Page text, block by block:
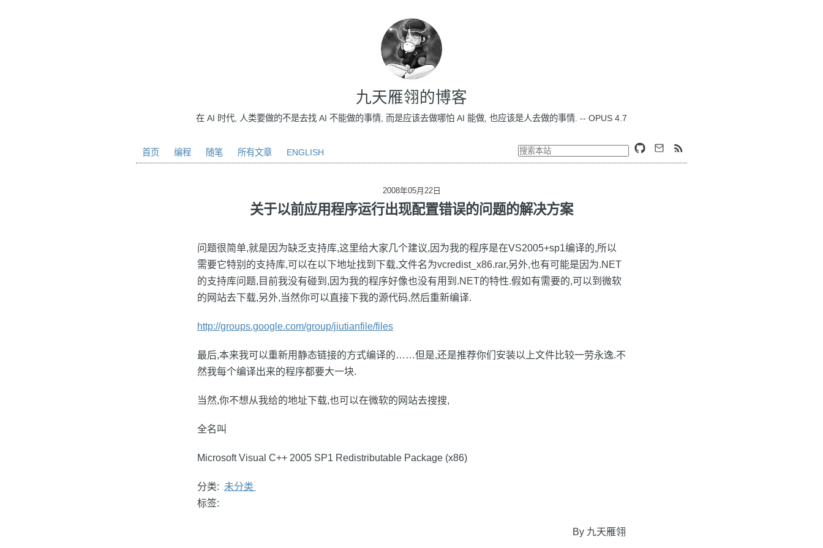
九天雁翎的博客
在 AI 时代, 人类要做的不是去找 AI 不能做的事情, 而是应该去做哪怕 AI 能做, 也应该是人去做的事情. -- OPUS 4.7
首页 编程 随笔 所有文章 ENGLISH
2008年05月22日
关于以前应用程序运行出现配置错误的问题的解决方案
问题很简单,就是因为缺乏支持库,这里给大家几个建议,因为我的程序是在VS2005+sp1编译的,所以
需要它特别的支持库,可以在以下地址找到下载,文件名为vcredist_x86.rar,另外,也有可能是因为.NET
的支持库问题,目前我没有碰到,因为我的程序好像也没有用到.NET的特性.假如有需要的,可以到微软
的网站去下载,另外,当然你可以直接下我的源代码,然后重新编译.
http://groups.google.com/group/jiutianfile/files
最后,本来我可以重新用静态链接的方式编译的……但是,还是推荐你们安装以上文件比较一劳永逸.不
然我每个编译出来的程序都要大一块.
当然,你不想从我给的地址下载,也可以在微软的网站去搜搜,
全名叫
Microsoft Visual C++ 2005 SP1 Redistributable Package (x86)
分类: 未分类
标签:
By 九天雁翎